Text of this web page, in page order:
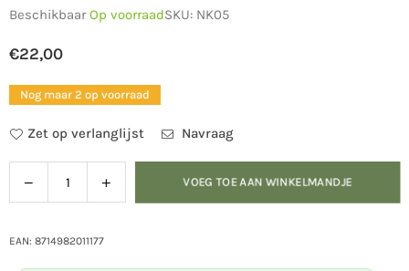
BeschikbaarOp voorraadSKU: NK05
Normale
prijs
€22,00
Nog maar 2 op voorraad
Zet op verlanglijst Navraag
Hoeveelheid
Verlaag
de
voor
Verhoog
de
VOEG TOE AAN WINKELMANDJE
EAN: 8714982011177